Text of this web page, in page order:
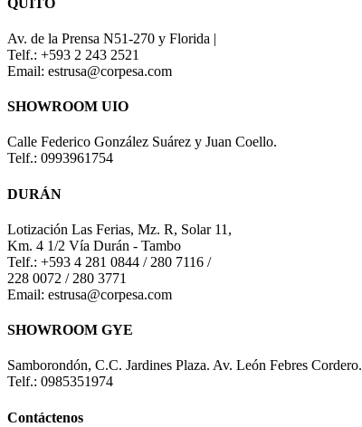
Av. de la Prensa N51-270 y Florida |
Telf.: +593 2 243 2521
Email: estrusa@corpesa.com
SHOWROOM UIO
Calle Federico González Suárez y Juan Coello.
Telf.: 0993961754
DURÁN
Lotización Las Ferias, Mz. R, Solar 11,
Km. 4 1/2 Vía Durán - Tambo
Telf.: +593 4 281 0844 / 280 7116 /
228 0072 / 280 3771
Email: estrusa@corpesa.com
SHOWROOM GYE
Samborondón, C.C. Jardines Plaza. Av. León Febres Cordero.
Telf.: 0985351974
Contáctenos